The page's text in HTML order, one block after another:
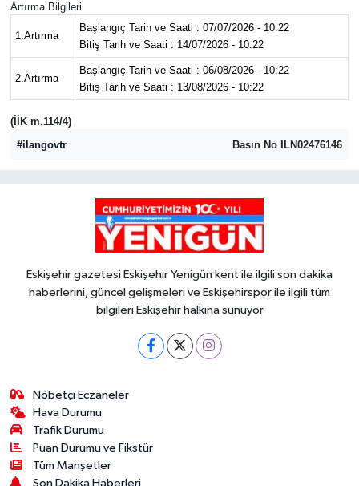
Artırma Bilgileri
1.Artırma
Başlangıç Tarih ve Saati : 07/07/2026 - 10:22
Bitiş Tarih ve Saati : 14/07/2026 - 10:22
2.Artırma
Başlangıç Tarih ve Saati : 06/08/2026 - 10:22
Bitiş Tarih ve Saati : 13/08/2026 - 10:22
(İİK m.114/4)
#ilangovtr
Basın No ILN02476146
Eskişehir gazetesi Eskişehir Yenigün kent ile ilgili son dakika
haberlerini, güncel gelişmeleri ve Eskişehirspor ile ilgili tüm
bilgileri Eskişehir halkına sunuyor
Nöbetçi Eczaneler
Hava Durumu
Trafik Durumu
Puan Durumu ve Fikstür
Tüm Manşetler
Son Dakika Haberleri